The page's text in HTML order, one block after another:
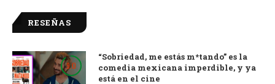
RESEÑAS
9.0
“Sobriedad, me estás m*tando” es la
comedia mexicana imperdible, y ya
está en el cine